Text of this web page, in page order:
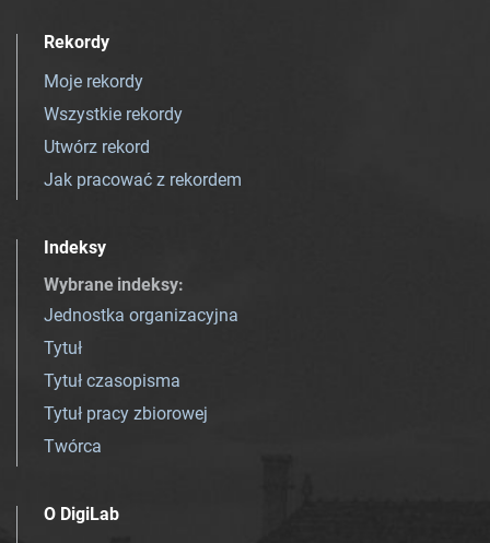
Rekordy
Moje rekordy
Wszystkie rekordy
Utwórz rekord
Jak pracować z rekordem
Indeksy
Wybrane indeksy:
Jednostka organizacyjna
Tytuł
Tytuł czasopisma
Tytuł pracy zbiorowej
Twórca
O DigiLab